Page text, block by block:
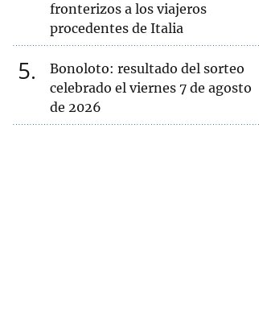
fronterizos a los viajeros
procedentes de Italia
5
Bonoloto: resultado del sorteo
celebrado el viernes 7 de agosto
de 2026